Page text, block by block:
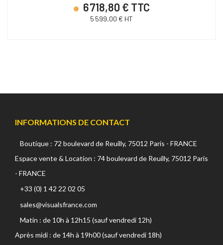
6 718,80 € TTC
5 599,00 € HT
INFORMATIONS DE CONTACT
Boutique : 72 boulevard de Reuilly, 75012 Paris - FRANCE
Espace vente & Location : 74 boulevard de Reuilly, 75012 Paris
- FRANCE
+33 (0) 1 42 22 02 05
sales@visualsfrance.com
Matin : de 10h à 12h15 (sauf vendredi 12h)
Après midi : de 14h à 19h00 (sauf vendredi 18h)